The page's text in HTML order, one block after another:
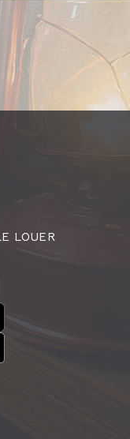
LOUER